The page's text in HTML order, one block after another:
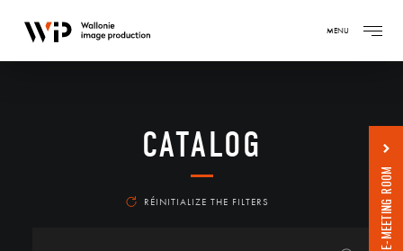
MENU
CATALOG
RÉINITIALIZE THE FILTERS E-MEETING ROOM